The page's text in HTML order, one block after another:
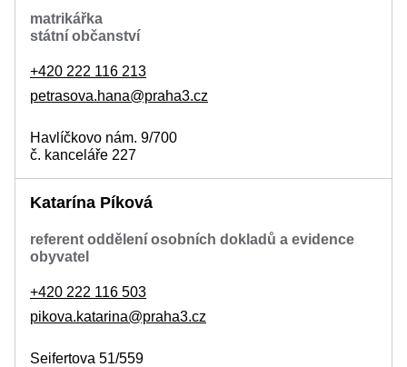
matrikářka
státní občanství
+420 222 116 213
petrasova.hana@praha3.cz
Havlíčkovo nám. 9/700
č. kanceláře 227
Katarína Píková
referent oddělení osobních dokladů a evidence
obyvatel
+420 222 116 503
pikova.katarina@praha3.cz
Seifertova 51/559